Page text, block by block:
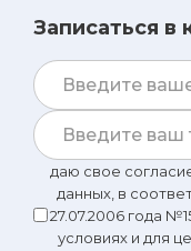
Записаться в
даю свое
данных, в
27.07.2006 года
условиях и для